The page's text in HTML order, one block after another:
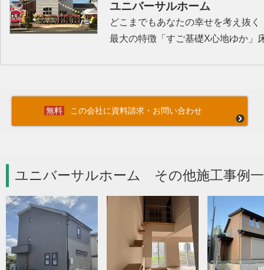
ユニバーサルホーム
どこまでもあなたの幸せを考え抜く
最大の特徴「すご基礎X心地ゆか
この会社に資料請求・お問い合わせ
ユニバーサルホーム その他施工事例